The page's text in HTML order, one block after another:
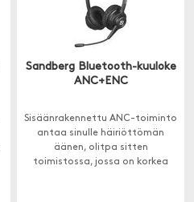
Sandberg Bluetooth-kuuloke
ANC+ENC
Sisäänrakennettu ANC-toiminto
antaa sinulle häiriöttömän
äänen, olitpa sitten
toimistossa, jossa on korkea